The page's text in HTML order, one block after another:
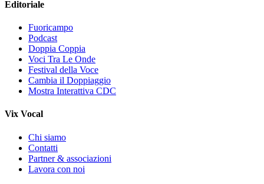
Editoriale
Fuoricampo
Podcast
Doppia Coppia
Voci Tra Le Onde
Festival della Voce
Cambia il Doppiaggio
Mostra Interattiva CDC
Vix Vocal
Chi siamo
Contatti
Partner & associazioni
Lavora con noi